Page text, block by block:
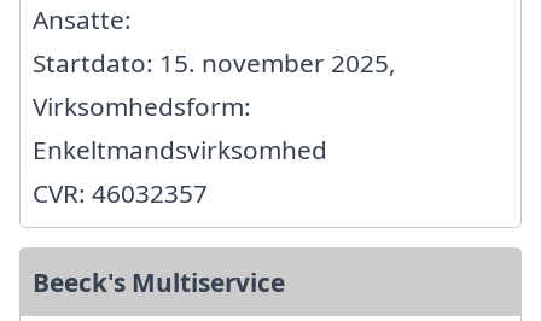
Ansatte:
Startdato: 15. november 2025,
Virksomhedsform:
Enkeltmandsvirksomhed
CVR: 46032357
Beeck's Multiservice